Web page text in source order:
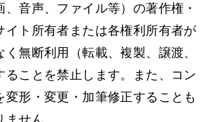
、音声、ファイル等）の著作権・
イト所有者または各権利所有者が
無断利用（転載、複製、譲渡、
ることを禁止します。また、コン
変形・変更・加筆修正することも
せん。